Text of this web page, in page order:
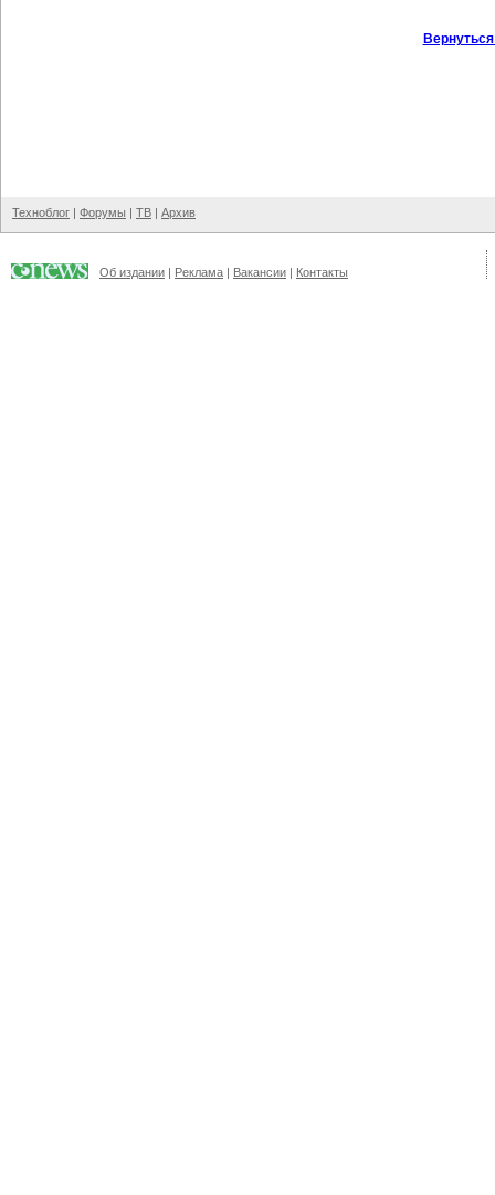
Техноблог | Форумы | ТВ | Архив
Об издании | Реклама | Вакансии | Контакты